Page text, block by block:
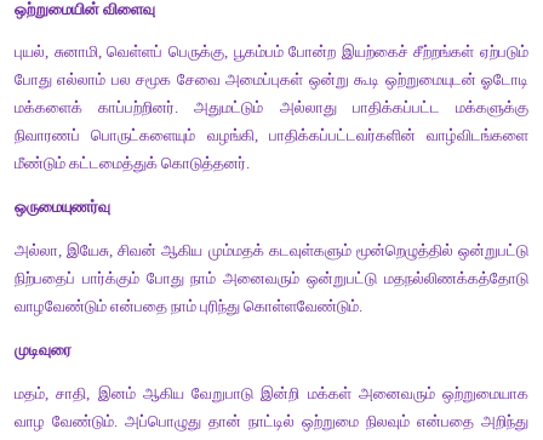
விடை : தமிழகத்தில் வடகிழக்குப் பருவ மழை தொடங்கி உள்ளது
மையம் அறிவித்துள்ளது.
1. சாலையில் கிடந்த பணத்தை உரியவரிடம் ஒப்படைத்த
ஆட்சியர் பாராட்டு.
சாலையில் கிடந்த பணத்தை உரியவரிடம் ஒப்படைத்த
ஆட்சியர் பாராட்டினார்.
தமுக்கம் மைதானத்தில் புத்தகக் கண்காட்சி தொடக்கியதை